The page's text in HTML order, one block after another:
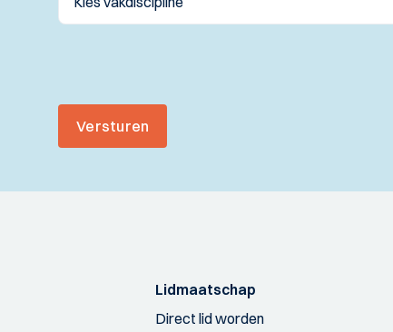
Versturen
Lidmaatschap
Direct lid worden